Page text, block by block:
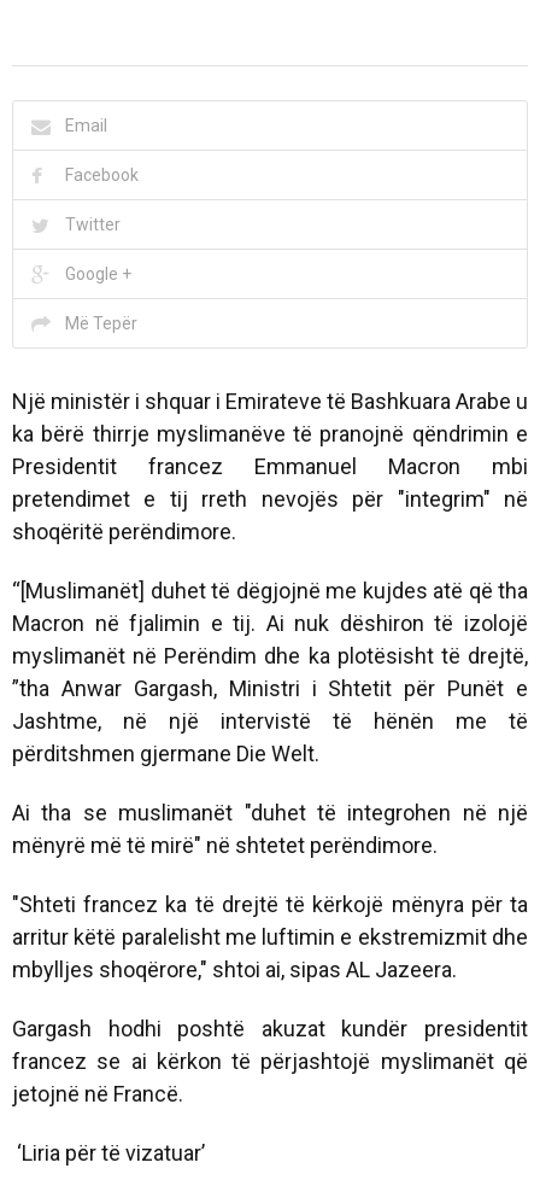
Email
Facebook
Twitter
Google +
Më Tepër
Një ministër i shquar i Emirateve të Bashkuara Arabe u
ka bërë thirrje myslimanëve të pranojnë qëndrimin e
Presidentit francez Emmanuel Macron mbi
pretendimet e tij rreth nevojës për "integrim" në
shoqëritë perëndimore.
“[Muslimanët] duhet të dëgjojnë me kujdes atë që tha
Macron në fjalimin e tij. Ai nuk dëshiron të izolojë
myslimanët në Perëndim dhe ka plotësisht të drejtë,
”tha Anwar Gargash, Ministri i Shtetit për Punët e
Jashtme, në një intervistë të hënën me të
përditshmen gjermane Die Welt.
Ai tha se muslimanët "duhet të integrohen në një
mënyrë më të mirë" në shtetet perëndimore.
"Shteti francez ka të drejtë të kërkojë mënyra për ta
arritur këtë paralelisht me luftimin e ekstremizmit dhe
mbylljes shoqërore," shtoi ai, sipas AL Jazeera.
Gargash hodhi poshtë akuzat kundër presidentit
francez se ai kërkon të përjashtojë myslimanët që
jetojnë në Francë.
‘Liria për të vizatuar’